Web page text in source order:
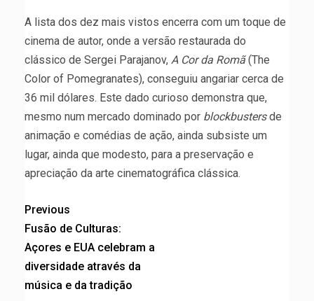
A lista dos dez mais vistos encerra com um toque de
cinema de autor, onde a versão restaurada do
clássico de Sergei Parajanov, A Cor da Romã(The
Color of Pomegranates), conseguiu angariar cerca de
36 mil dólares. Este dado curioso demonstra que,
mesmo num mercado dominado por blockbustersde
animação e comédias de ação, ainda subsiste um
lugar, ainda que modesto, para a preservação e
apreciação da arte cinematográfica clássica.
Previous
Fusão de Culturas:
Açores e EUA celebram a
diversidade através da
música e da tradição